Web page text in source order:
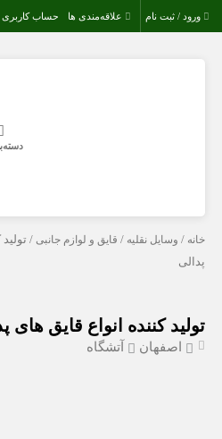
ورود / ثبت نام علاقه‌مندی ها حساب کاربری
خانه / وسایل نقلیه / قایق و لوازم جانبی /
پدالی
تولید کننده انواع قایق های
اصفهان آتشگاه